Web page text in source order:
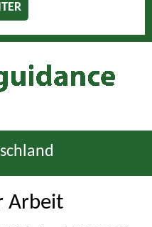
Arbeit